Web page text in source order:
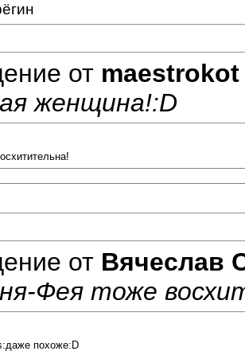
от maestrokot
женщина!:D
от Вячеслав
Фея тоже
похоже:D